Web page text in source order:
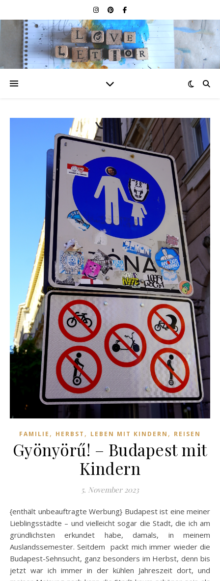
FAMILIE , HERBST , LEBEN MIT KINDERN , REISEN
Gyönyörű! – Budapest mit
Kindern
5. November 2023
{enthält unbeauftragte Werbung} Budapest ist eine meiner
Lieblingsstädte – und vielleicht sogar die Stadt, die ich am
gründlichsten erkundet habe, damals, in meinem
Auslandssemester. Seitdem packt mich immer wieder die
Budapest-Sehnsucht, ganz besonders im Herbst, denn bis
jetzt war ich immer in der kühlen Jahreszeit dort, und